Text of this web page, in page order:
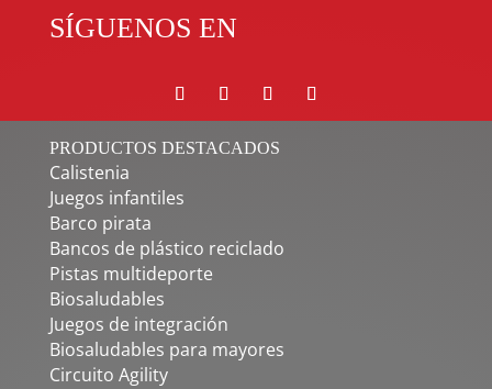
SÍGUENOS EN
PRODUCTOS DESTACADOS
Calistenia
Juegos infantiles
Barco pirata
Bancos de plástico reciclado
Pistas multideporte
Biosaludables
Juegos de integración
Biosaludables para mayores
Circuito Agility